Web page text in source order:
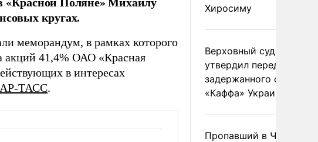
кругах.
меморандум, в рамках которого
акций 41,4% ОАО «Красная
в интересах
ТАСС.
Хиросиму
Верховный суд Швеции
утвердил передачу
задержанного
«Каффа» Украине
Пропавший в